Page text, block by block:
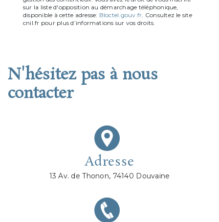
sur la liste d'opposition au démarchage téléphonique,
disponible à cette adresse: Bloctel.gouv.fr. Consultez le site
cnil.fr pour plus d’informations sur vos droits.
N'hésitez pas à nous
contacter
Adresse
13 Av. de Thonon, 74140 Douvaine